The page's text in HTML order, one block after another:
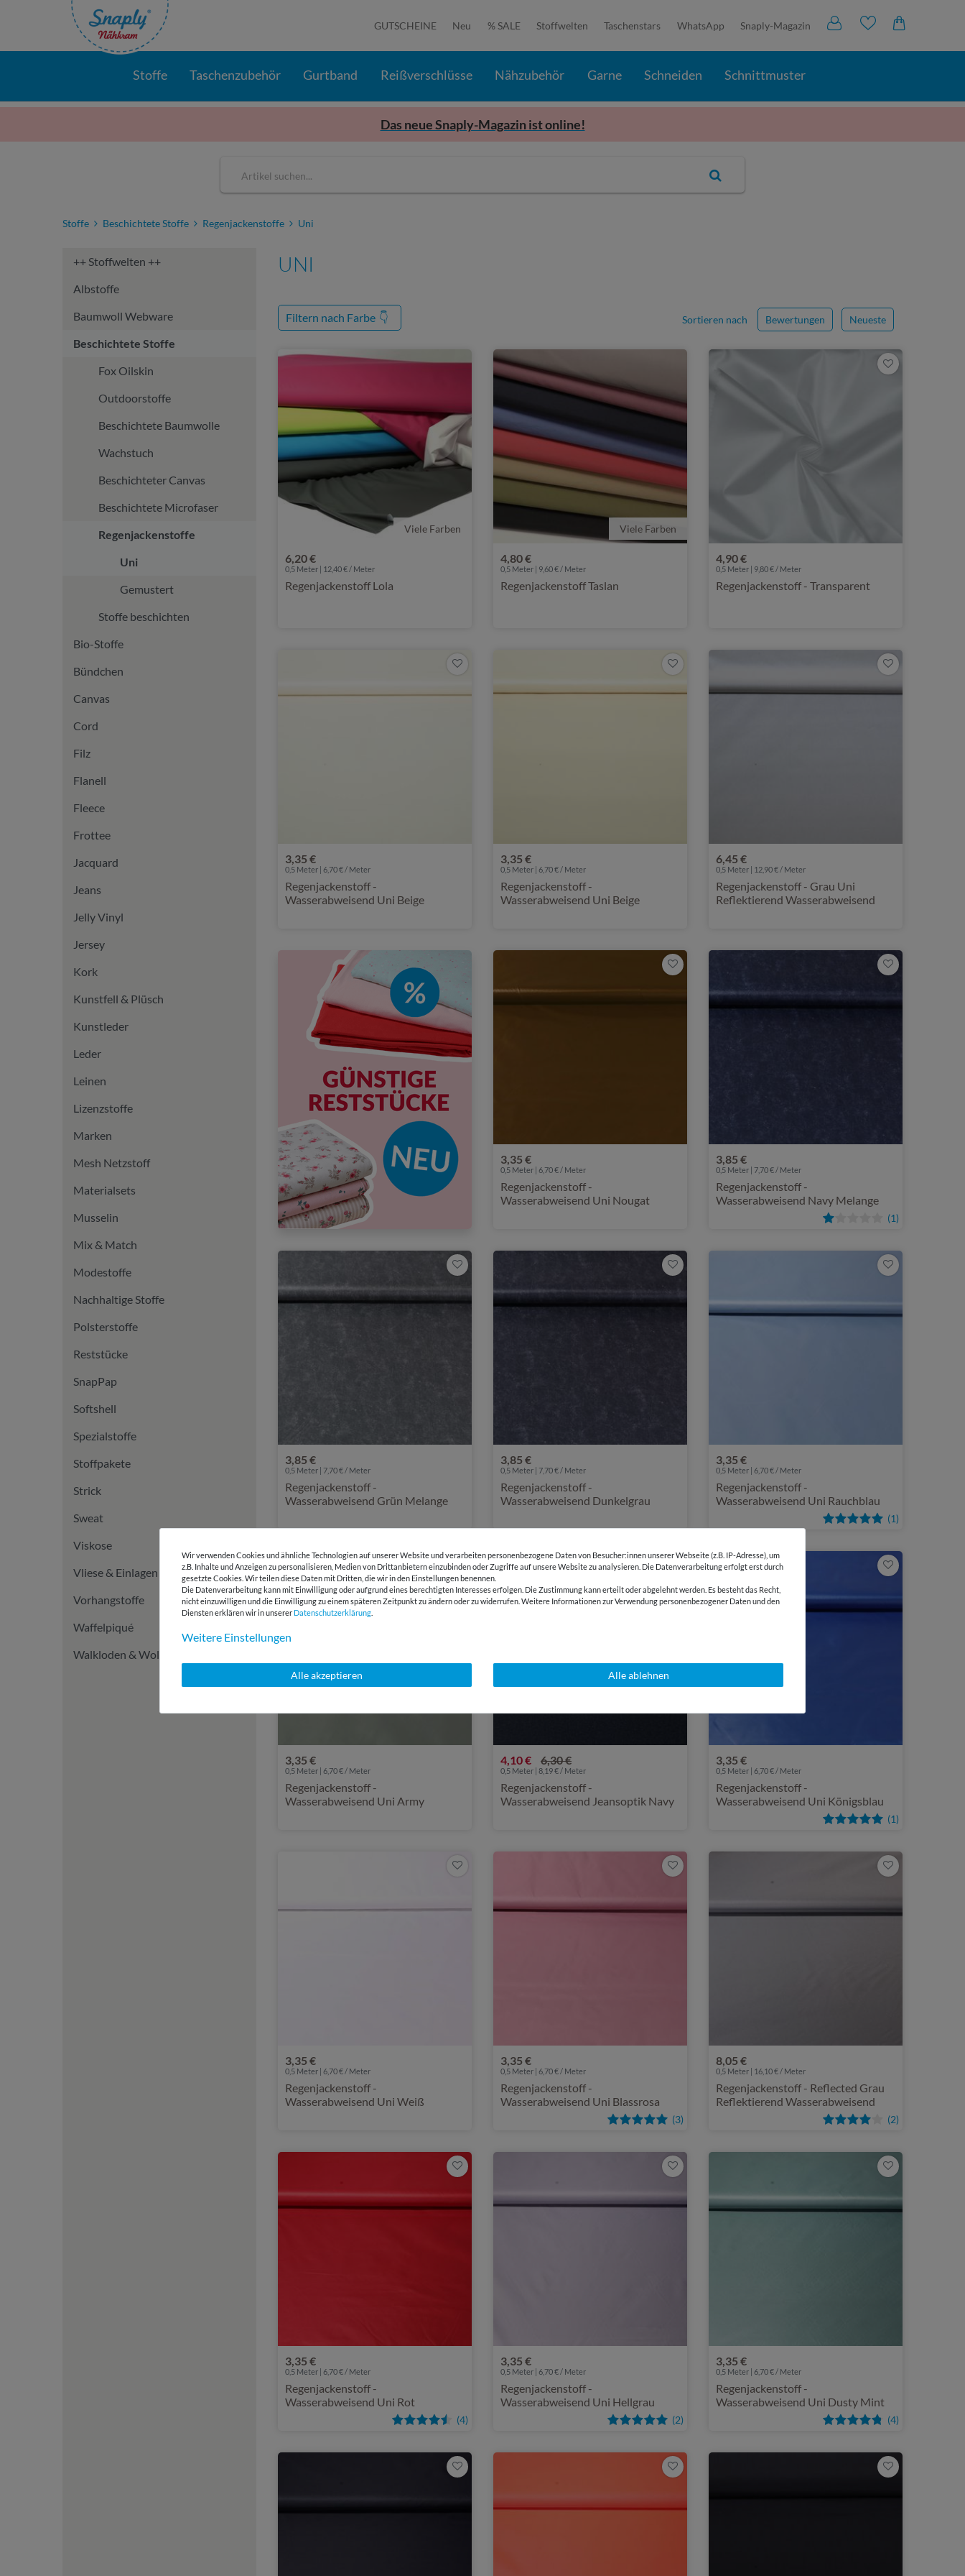
GUTSCHEINE Neu % SALE Stoffwelten Taschenstars WhatsApp Snaply-Magazin
Stoffe Taschenzubehör Gurtband Reißverschlüsse Nähzubehör Garne Schneiden Schnittmuster
Das neue Snaply-Magazin ist online!
Stoffe Beschichtete Stoffe Regenjackenstoffe Uni
++ Stoffwelten ++
Albstoffe
Baumwoll Webware
Beschichtete Stoffe
Fox Oilskin
Outdoorstoffe
Beschichtete Baumwolle
Wachstuch
Beschichteter Canvas
Beschichtete Microfaser
Regenjackenstoffe
Uni
Gemustert
Stoffe beschichten
Bio-Stoffe
Bündchen
Canvas
Cord
Filz
Flanell
Fleece
Frottee
Jacquard
Jeans
Jelly Vinyl
Jersey
Kork
Kunstfell & Plüsch
Kunstleder
Leder
Leinen
Lizenzstoffe
Marken
Mesh Netzstoff
Materialsets
Musselin
Mix & Match
Modestoffe
Nachhaltige Stoffe
Polsterstoffe
Reststücke
SnapPap
Softshell
Spezialstoffe
Stoffpakete
Strick
Sweat
Viskose
Vliese & Einlagen
Vorhangstoffe
Waffelpiqué
Walkloden & Wollstoffe
UNI
Filtern nach Farbe 👇 Sortieren nach Bewertungen Neueste
Viele Farben
6,20 €
0,5 Meter | 12,40 € / Meter
Regenjackenstoff Lola
Viele Farben
4,80 €
0,5 Meter | 9,60 € / Meter
Regenjackenstoff Taslan
4,90 €
0,5 Meter | 9,80 € / Meter
Regenjackenstoff - Transparent
3,35 €
0,5 Meter | 6,70 € / Meter
Regenjackenstoff -
Wasserabweisend Uni Beige
3,35 €
0,5 Meter | 6,70 € / Meter
Regenjackenstoff -
Wasserabweisend Uni Beige
6,45 €
0,5 Meter | 12,90 € / Meter
Regenjackenstoff - Grau Uni
Reflektierend Wasserabweisend
3,35 €
0,5 Meter | 6,70 € / Meter
Regenjackenstoff -
Wasserabweisend Uni Nougat
3,85 €
(1)
0,5 Meter | 7,70 € / Meter
Regenjackenstoff -
Wasserabweisend Navy Melange
3,85 €
0,5 Meter | 7,70 € / Meter
Regenjackenstoff -
Wasserabweisend Grün Melange
3,85 €
0,5 Meter | 7,70 € / Meter
Regenjackenstoff -
Wasserabweisend Dunkelgrau
3,35 €
(1)
0,5 Meter | 6,70 € / Meter
Regenjackenstoff -
Wasserabweisend Uni Rauchblau
3,35 €
0,5 Meter | 6,70 € / Meter
Regenjackenstoff -
Wasserabweisend Uni Army
-35%
4,10 € 6,30 €
0,5 Meter | 8,19 € / Meter
Regenjackenstoff -
Wasserabweisend Jeansoptik Navy
3,35 €
(1)
0,5 Meter | 6,70 € / Meter
Regenjackenstoff -
Wasserabweisend Uni Königsblau
3,35 €
0,5 Meter | 6,70 € / Meter
Regenjackenstoff -
Wasserabweisend Uni Weiß
3,35 €
(3)
0,5 Meter | 6,70 € / Meter
Regenjackenstoff -
Wasserabweisend Uni Blassrosa
8,05 €
(2)
0,5 Meter | 16,10 € / Meter
Regenjackenstoff - Reflected Grau
Reflektierend Wasserabweisend
3,35 €
(4)
0,5 Meter | 6,70 € / Meter
Regenjackenstoff -
Wasserabweisend Uni Rot
3,35 €
(2)
0,5 Meter | 6,70 € / Meter
Regenjackenstoff -
Wasserabweisend Uni Hellgrau
3,35 €
(4)
0,5 Meter | 6,70 € / Meter
Regenjackenstoff -
Wasserabweisend Uni Dusty Mint
Wir verwenden Cookies und ähnliche Technologien auf unserer Website und verarbeiten personenbezogene Daten von Besucher:innen unserer Webseite (z.B. IP-Adresse), um
z.B. Inhalte und Anzeigen zu personalisieren, Medien von Drittanbietern einzubinden oder Zugriffe auf unsere Website zu analysieren. Die Datenverarbeitung erfolgt erst durch
gesetzte Cookies. Wir teilen diese Daten mit Dritten, die wir in den Einstellungen benennen.
Die Datenverarbeitung kann mit Einwilligung oder aufgrund eines berechtigten Interesses erfolgen. Die Zustimmung kann erteilt oder abgelehnt werden. Es besteht das Recht,
nicht einzuwilligen und die Einwilligung zu einem späteren Zeitpunkt zu ändern oder zu widerrufen. Weitere Informationen zur Verwendung personenbezogener Daten und den
Diensten erklären wir in unserer Daten­schutz­erklärung
Weitere Einstellungen
Alle akzeptieren Alle ablehnen